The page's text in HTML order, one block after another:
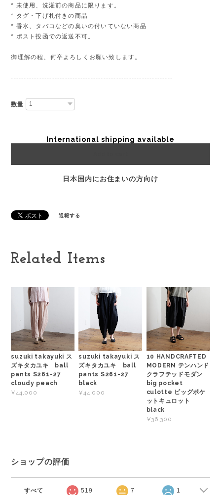
* 未使用、洗濯前の商品に限ります。
* タグ・下げ札付きの商品
* 香水、タバコなどの臭いの付いていない商品
* ポスト投函での返送不可。
御理解の程、何卒よろしくお願い致します。
---------------------------------------------------------------
数量
International shipping available
日本国内にお住まいの方向け
通報する
Related Items
suzuki takayuki ス
ズキタカユキ ball
pants S261-27
cloudy peach
¥44,000
suzuki takayuki ス
ズキタカユキ ball
pants S261-27
black
¥44,000
10 HANDCRAFTED
MODERN テンハンド
クラフテッドモダン
big pocket
culotte ビッグポケ
ットキュロット
black
¥36,300
ショップの評価
すべて 519 7 1